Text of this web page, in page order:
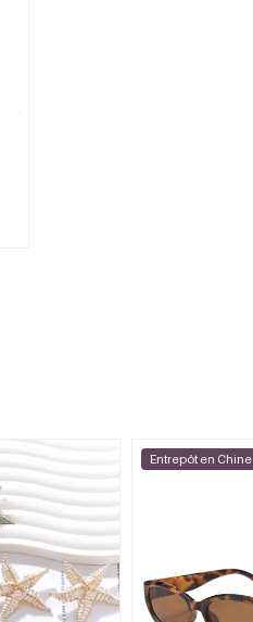
Entrepôt en Chine